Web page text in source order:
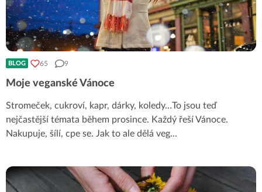
BLOG 65 9
Moje veganské Vánoce
Stromeček, cukroví, kapr, dárky, koledy…To jsou teď
nejčastější témata během prosince. Každý řeší Vánoce.
Nakupuje, šílí, cpe se. Jak to ale dělá veg...